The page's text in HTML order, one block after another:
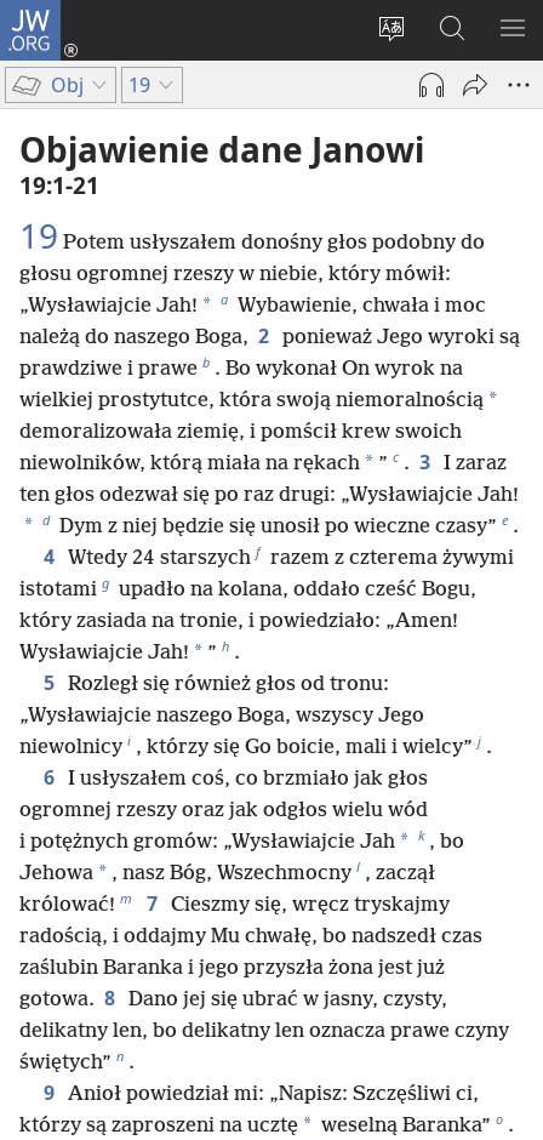
JW.ORG
Wybór
języka
Logowanie
(opens
window)
Szukaj
na
JW.ORG
Obj 19
Objawienie dane Janowi
19:1-21
19 Potem usłyszałem donośny głos podobny do
głosu ogromnej rzeszy w niebie, który mówił:
„Wysławiajcie Jah! * a Wybawienie, chwała i moc
należą do naszego Boga, 2 ponieważ Jego wyroki są
prawdziwe i prawe b . Bo wykonał On wyrok na
wielkiej prostytutce, która swoją niemoralnością *
demoralizowała ziemię, i pomścił krew swoich
niewolników, którą miała na rękach * ” c . 3 I zaraz
ten głos odezwał się po raz drugi: „Wysławiajcie Jah!
* d Dym z niej będzie się unosił po wieczne czasy” e .
4 Wtedy 24 starszych f razem z czterema żywymi
istotami g upadło na kolana, oddało cześć Bogu,
który zasiada na tronie, i powiedziało: „Amen!
Wysławiajcie Jah! * ” h .
5 Rozległ się również głos od tronu:
„Wysławiajcie naszego Boga, wszyscy Jego
niewolnicy i , którzy się Go boicie, mali i wielcy” j .
6 I usłyszałem coś, co brzmiało jak głos
ogromnej rzeszy oraz jak odgłos wielu wód
i potężnych gromów: „Wysławiajcie Jah * k , bo
Jehowa * , nasz Bóg, Wszechmocny l , zaczął
królować! m 7 Cieszmy się, wręcz tryskajmy
radością, i oddajmy Mu chwałę, bo nadszedł czas
zaślubin Baranka i jego przyszła żona jest już
gotowa. 8 Dano jej się ubrać w jasny, czysty,
delikatny len, bo delikatny len oznacza prawe czyny
świętych” n .
9 Anioł powiedział mi: „Napisz: Szczęśliwi ci,
którzy są zaproszeni na ucztę * weselną Baranka” o .